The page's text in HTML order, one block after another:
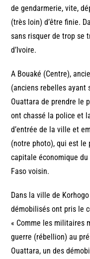
de gendarmerie, vite,
(très loin) d’être finie.
sans risquer de trop se
d’Ivoire.
A Bouaké (Centre),
(anciens rebelles ayant
Ouattara de prendre le
ont chassé la police et
d’entrée de la ville et
(notre photo), qui est le
capitale économique
Faso voisin.
Dans la ville de
démobilisés ont pris le
« Comme les militaires
guerre (rébellion) au
Ouattara, un des